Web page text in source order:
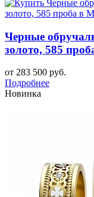
Черные
золото, 585
от 283 500 руб.
Подробнее
Новинка